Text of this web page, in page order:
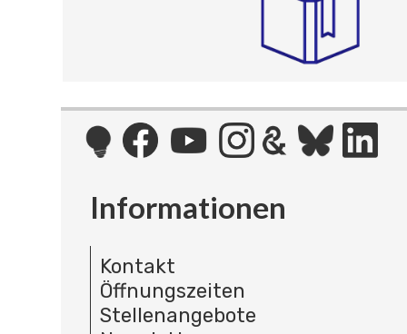
Informationen
Kontakt
Öffnungszeiten
Stellenangebote